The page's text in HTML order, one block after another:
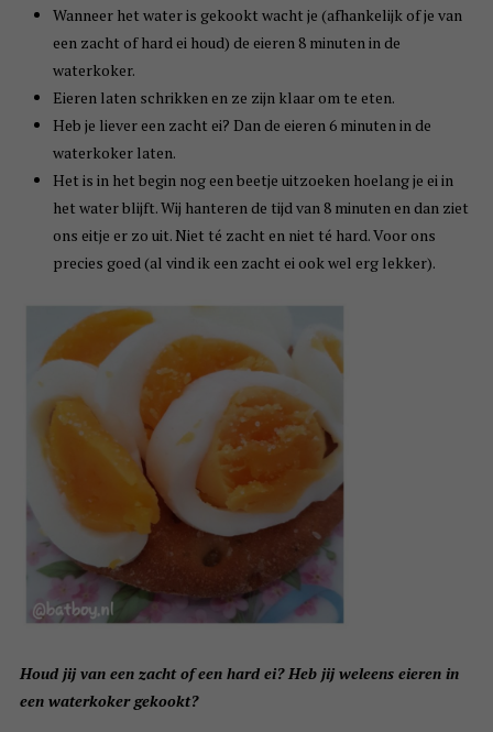
Wanneer het water is gekookt wacht je (afhankelijk of je van
een zacht of hard ei houd) de eieren 8 minuten in de
waterkoker.
Eieren laten schrikken en ze zijn klaar om te eten.
Heb je liever een zacht ei? Dan de eieren 6 minuten in de
waterkoker laten.
Het is in het begin nog een beetje uitzoeken hoelang je ei in
het water blijft. Wij hanteren de tijd van 8 minuten en dan ziet
ons eitje er zo uit. Niet té zacht en niet té hard. Voor ons
precies goed (al vind ik een zacht ei ook wel erg lekker).
Houd jij van een zacht of een hard ei? Heb jij weleens eieren in
een waterkoker gekookt?